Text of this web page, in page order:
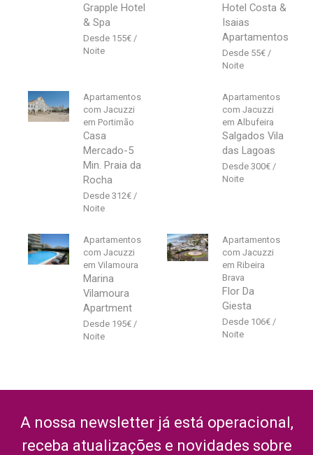
Grapple Hotel
& Spa
155€
Hotel Costa &
Isaias
Apartamentos
55€
Apartamentos
com Jacuzzi
em Portimão
Casa
Mercado-5
Min. Praia da
Rocha
312€
Apartamentos
com Jacuzzi
em Albufeira
Salgados Vila
das Lagoas
300€
Apartamentos
com Jacuzzi
em Vilamoura
Marina
Vilamoura
Apartment
195€
Apartamentos
com Jacuzzi
em Ribeira
Brava
Flor Da
Giesta
106€
A nossa newsletter já está operacional,
receba atualizações e novidades sobre